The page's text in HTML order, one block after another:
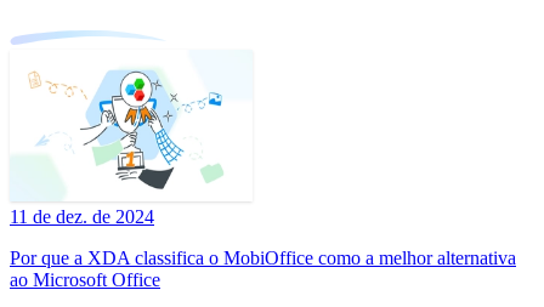
11 de dez. de 2024
Por que a XDA classifica o MobiOffice como a melhor alternativa
ao Microsoft Office